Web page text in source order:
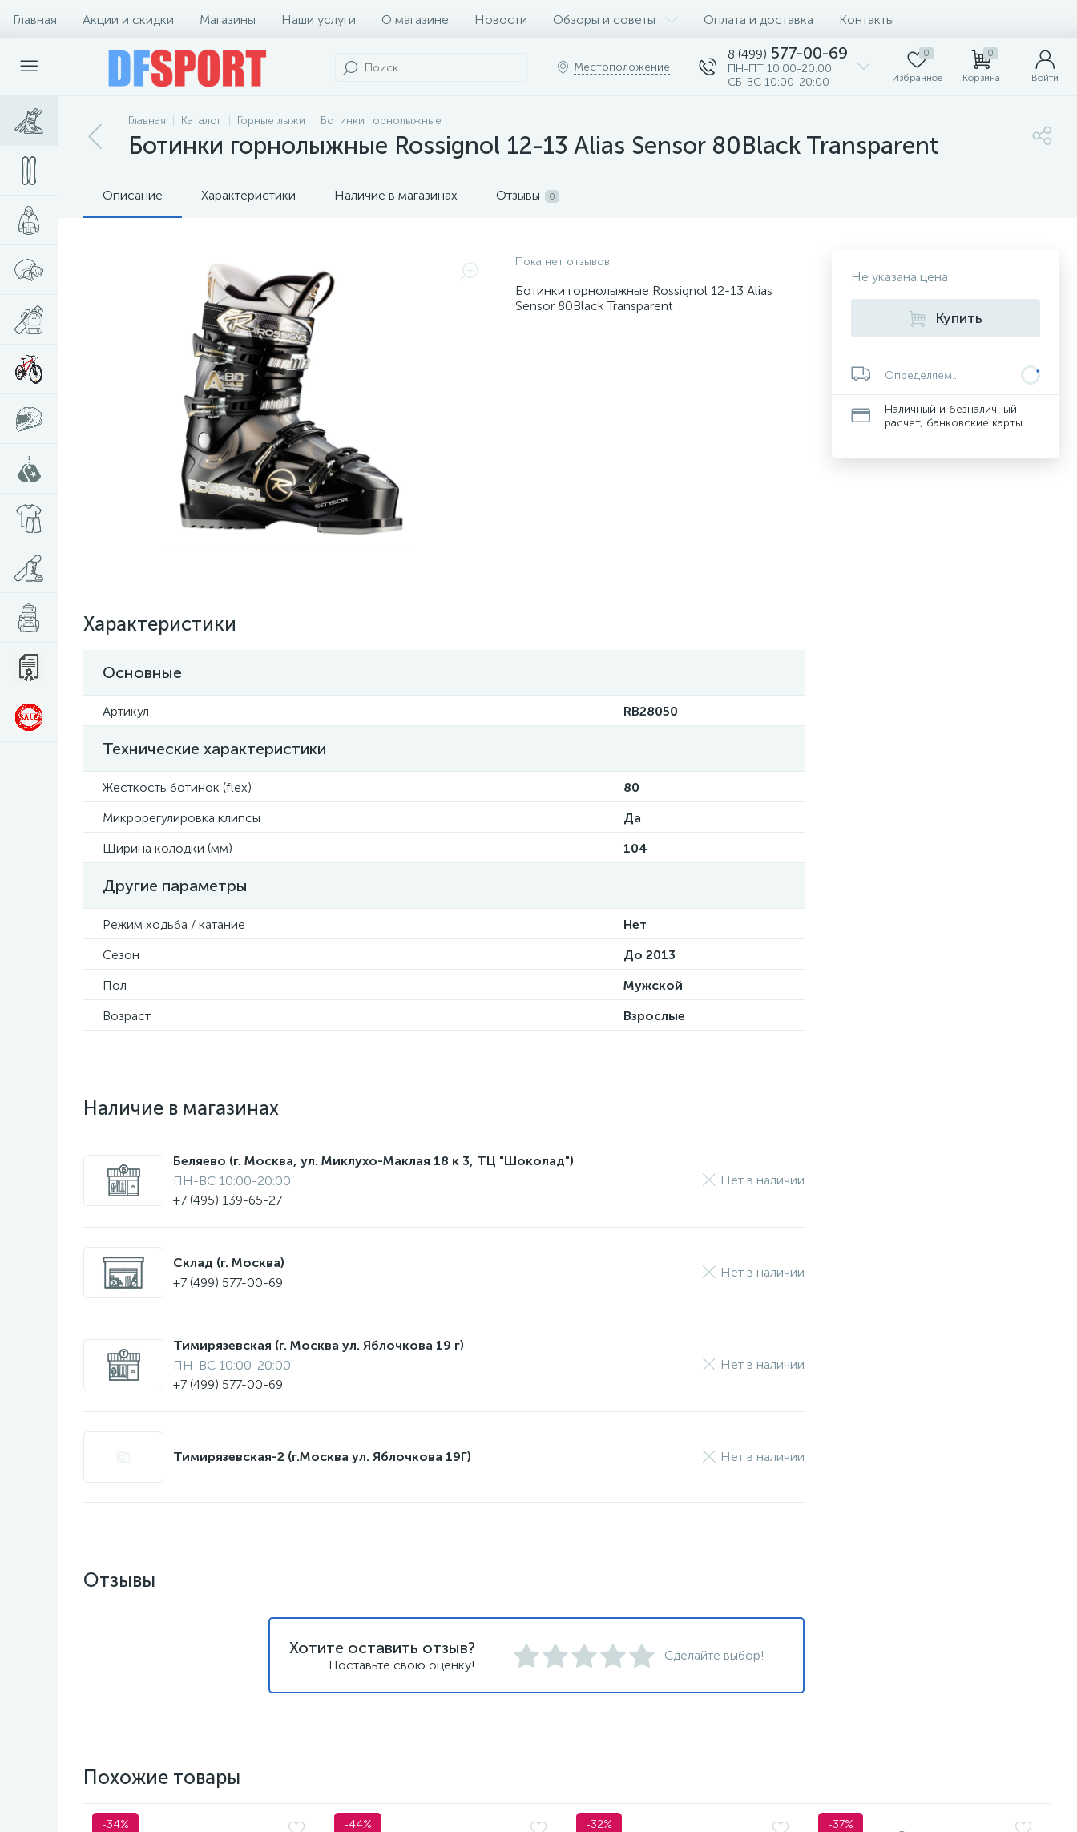
Главная Акции и скидки Магазины Наши услуги О магазине Новости Обзоры и советы Оплата и доставка Контакты
Местоположение
8 (499) 577-00-69
ПН-ПТ 10:00-20:00
СБ-ВС 10:00-20:00
0
Избранное
0
Корзина Войти
Главная Каталог Горные лыжи Ботинки горнолыжные
Ботинки горнолыжные Rossignol 12-13 Alias Sensor 80Black Transparent
Описание Характеристики Наличие в магазинах Отзывы 0
Пока нет отзывов
Ботинки горнолыжные Rossignol 12-13 Alias
Sensor 80Black Transparent
Характеристики
Основные
Артикул RB28050
Технические характеристики
Жесткость ботинок (flex)
80
Микрорегулировка клипсы
Да
Ширина колодки (мм)
104
Другие параметры
Режим ходьба / катание
Нет
Сезон
До 2013
Пол
Мужской
Возраст
Взрослые
Наличие в магазинах
Беляево (г. Москва, ул. Миклухо-Маклая 18 к 3, ТЦ "Шоколад")
ПН-ВС 10:00-20:00
+7 (495) 139-65-27
Нет в наличии
Склад (г. Москва)
+7 (499) 577-00-69
Нет в наличии
Тимирязевская (г. Москва ул. Яблочкова 19 г)
ПН-ВС 10:00-20:00
+7 (499) 577-00-69
Нет в наличии
Тимирязевская-2 (г.Москва ул. Яблочкова 19Г) Нет в наличии
Не указана цена
Купить
Определяем...
Наличный и безналичный
расчет, банковские карты
Отзывы
Хотите оставить отзыв?
Поставьте свою оценку!
Сделайте выбор!
Похожие товары
-34% -44% -32% -37%